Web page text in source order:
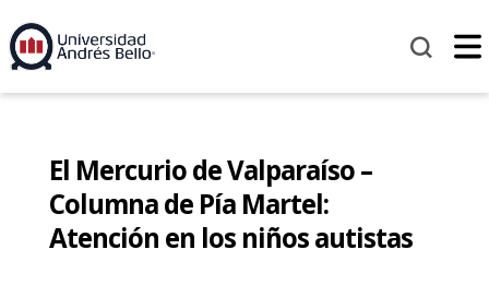
El Mercurio de Valparaíso –
Columna de Pía Martel:
Atención en los niños autistas